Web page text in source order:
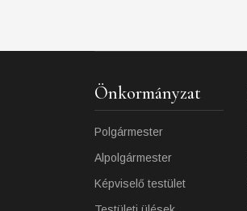
Önkormányzat
Polgármester
Alpolgármester
Képviselő testület